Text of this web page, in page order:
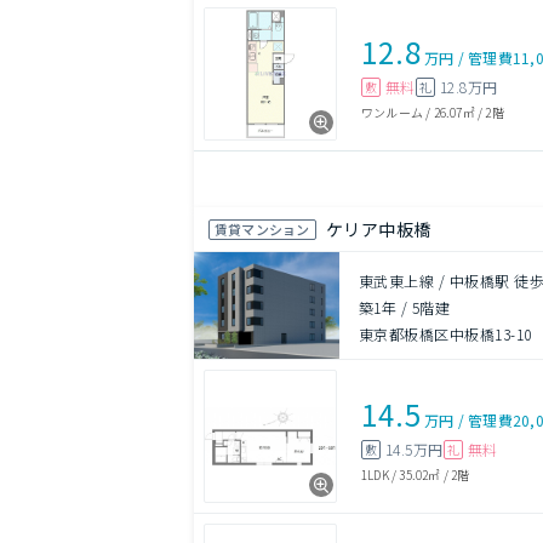
12.8万円 /管理費
敷 無料 礼 12.8万円
ワンルーム / 26.07㎡/ 2階
賃貸マンション ケリア中板橋
東武東上線 / 中板橋駅 徒
築1年 / 5階建
東京都板橋区中板橋13-10
14.5 万円 /管理費
敷 14.5万円 礼 無料
1LDK/35.02㎡ / 2階